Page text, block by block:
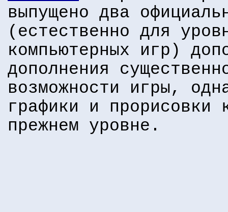
выпущено два
(естественно для
компьютерных игр)
дополнения
возможности игры,
графики и прорисовки
прежнем уровне.